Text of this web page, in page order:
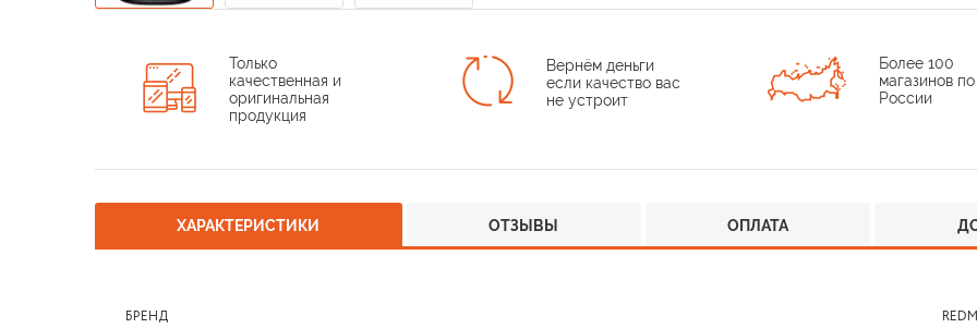
Только
качественная и
оригинальная
продукция
Вернём деньги
если качество вас
не устроит
Более 100
магазинов
России
ХАРАКТЕРИСТИКИ ОТЗЫВЫ ОПЛАТА
БРЕНД